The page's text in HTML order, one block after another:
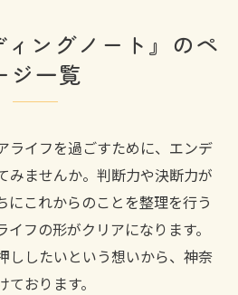
ングノート』のペ
ジ一覧
ライフを過ごすために、エンデ
みませんか。判断力や決断力が
にこれからのことを整理を行う
フの形がクリアになります。
ししたいという想いから、神奈
おります。